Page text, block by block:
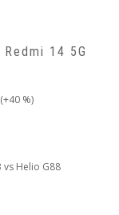
14 5G
%)
vs Helio G88